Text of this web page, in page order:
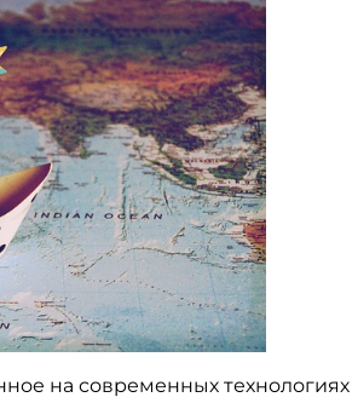
на современных технологиях